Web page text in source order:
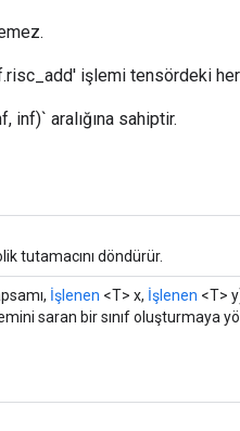
işlemi tensördeki her
inf)` aralığına sahiptir.
tutamacını döndürür.
İşlenen <T> x, İşlenen <T>
saran bir sınıf oluşturmaya